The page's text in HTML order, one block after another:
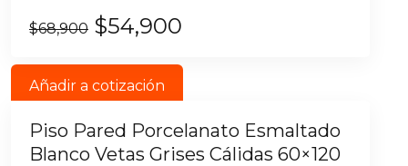
$68,900 $54,900
Añadir a cotización
Piso Pared Porcelanato Esmaltado
Blanco Vetas Grises Cálidas 60×120